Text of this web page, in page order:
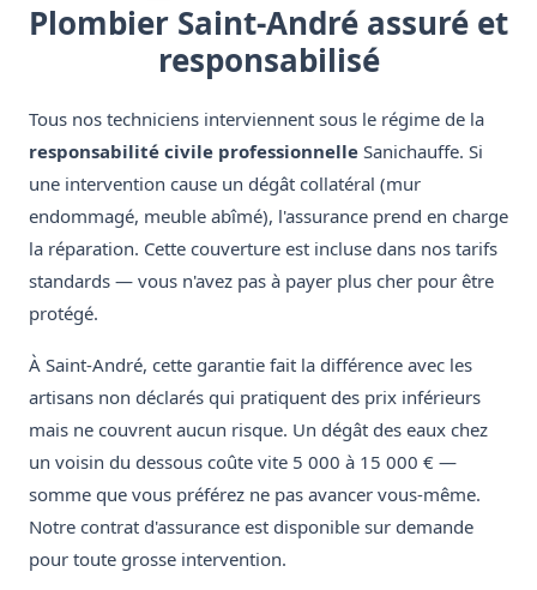
Plombier Saint-André assuré et
responsabilisé
Tous nos techniciens interviennent sous le régime de la
responsabilité civile professionnelle Sanichauffe. Si
une intervention cause un dégât collatéral (mur
endommagé, meuble abîmé), l'assurance prend en charge
la réparation. Cette couverture est incluse dans nos tarifs
standards — vous n'avez pas à payer plus cher pour être
protégé.
À Saint-André, cette garantie fait la différence avec les
artisans non déclarés qui pratiquent des prix inférieurs
mais ne couvrent aucun risque. Un dégât des eaux chez
un voisin du dessous coûte vite 5 000 à 15 000 € —
somme que vous préférez ne pas avancer vous-même.
Notre contrat d'assurance est disponible sur demande
pour toute grosse intervention.